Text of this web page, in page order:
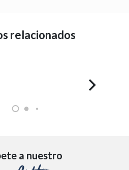
relacionados
a nuestro